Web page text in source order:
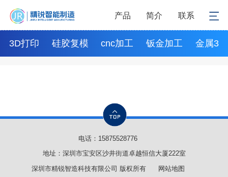
产品 简介 联系
3D打印 硅胶复模 cnc加工 钣金加工 金属3d
电话： 15875528776
地址：深圳市宝安区沙井街道卓越恒信大厦222室
深圳市精锐智造科技有限公司 版权所有
网站地图